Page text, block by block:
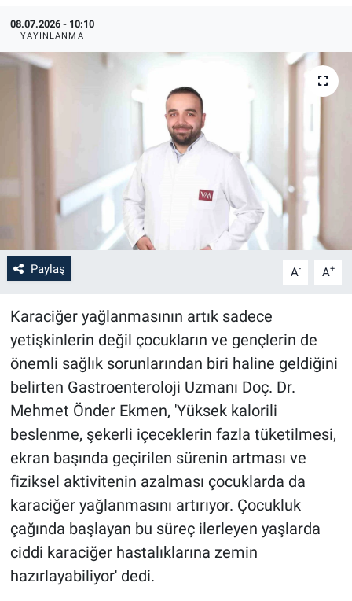
08.07.2026 - 10:10
YAYINLANMA
Paylaş A- A+
Karaciğer yağlanmasının artık sadece
yetişkinlerin değil çocukların ve gençlerin de
önemli sağlık sorunlarından biri haline geldiğini
belirten Gastroenteroloji Uzmanı Doç. Dr.
Mehmet Önder Ekmen, 'Yüksek kalorili
beslenme, şekerli içeceklerin fazla tüketilmesi,
ekran başında geçirilen sürenin artması ve
fiziksel aktivitenin azalması çocuklarda da
karaciğer yağlanmasını artırıyor. Çocukluk
çağında başlayan bu süreç ilerleyen yaşlarda
ciddi karaciğer hastalıklarına zemin
hazırlayabiliyor' dedi.